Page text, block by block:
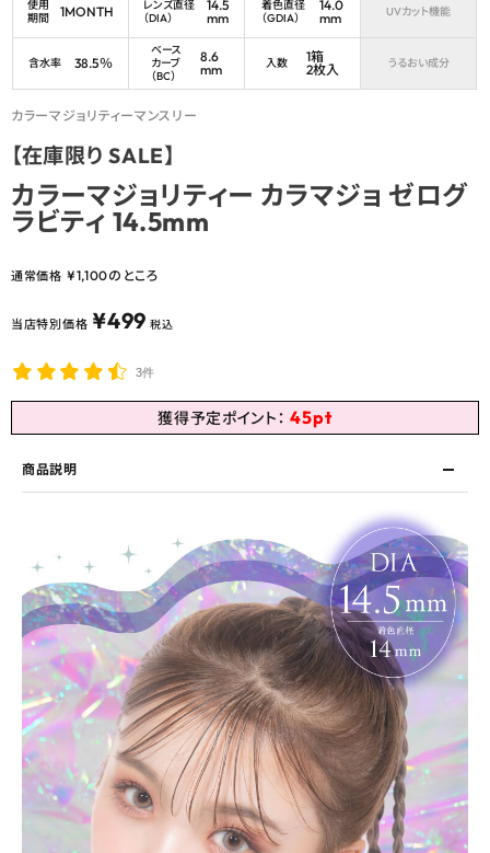
使用
期間
1MONTH
レンズ直径
（DIA）
14.5
mm
着色直径
（GDIA）
14.0
mm
UVカット機能
含水率 38.5％
ベース
カーブ
（BC）
8.6
mm
入数
1箱
2枚入
うるおい成分
カラーマジョリティーマンスリー
【在庫限り SALE】
カラーマジョリティー カラマジョ ゼログ
ラビティ 14.5mm
通常価格 ¥1,100のところ
当店特別価格 ¥499 税込
3件
獲得予定ポイント： 45pt
商品説明